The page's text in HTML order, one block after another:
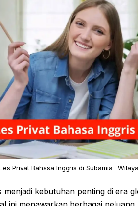
Les Privat Bahasa Inggris di Subamia :
menjadi kebutuhan penting di era
ini menawarkan berbagai